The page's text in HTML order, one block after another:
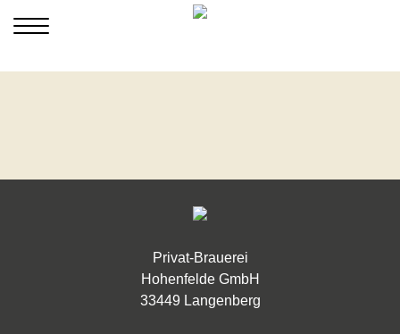
Privat-Brauerei
Hohenfelde GmbH
33449 Langenberg